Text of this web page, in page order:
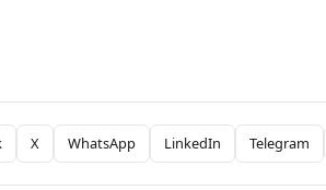
X WhatsApp LinkedIn Telegram